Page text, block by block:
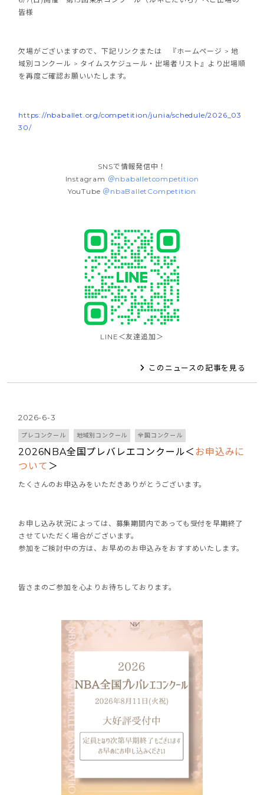
皆様
欠場がございますので、下記リンクまたは 『ホームページ > 地
域別コンクール > タイムスケジュール・出場者リスト』より出場順
を再度ご確認お願いいたします。
https://nbaballet.org/competition/junia/schedule/2026_03
30/
SNSで情報発信中！
Instagram ＠nbaballetcompetition
YouTube ＠nbaBalletCompetition
LINE＜友達追加＞
このニュースの記事を見る
2026-6-3
プレコンクール 地域別コンクール 全国コンクール
2026NBA全国プレバレエコンクール＜ お申込みに
ついて ＞
たくさんのお申込みをいただきありがとうございます。
お申し込み状況によっては、募集期間内であっても受付を早期終了
させていただく場合がございます。
参加をご検討中の方は、お早めのお申込みをおすすめいたします。
皆さまのご参加を心よりお待ちしております。